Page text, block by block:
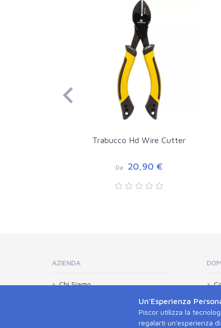
Trabucco Hd Wire Cutter
Da 20,90 €
AZIENDA
Chi Siamo
Marketing e Ufficio Stampa
Un'Esperienza
Piscor utilizza la
regalarti un'esperienza